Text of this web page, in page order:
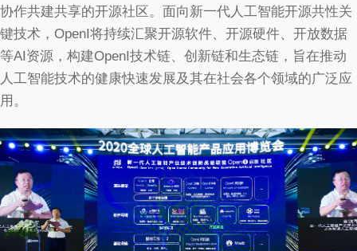
协作共建共享的开源社区。面向新一代人工智能开源共性关
键技术，OpenI将持续汇聚开源软件、开源硬件、开放数据
等AI资源，构建OpenI技术链、创新链和生态链，旨在推动
人工智能技术的健康快速发展及其在社会各个领域的广泛应
用。